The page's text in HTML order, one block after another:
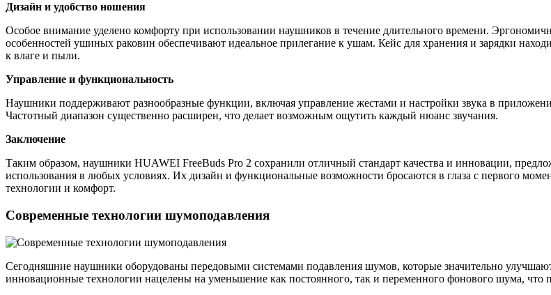
Дизайн и удобство ношения
Особое внимание уделено комфорту при использовании наушников в течение длительного времени.
особенностей ушиных раковин обеспечивают идеальное прилегание к ушам. Кейс для хранения и зарядки
к влаге и пыли.
Управление и функциональность
Наушники поддерживают разнообразные функции, включая управление жестами и настройки звука в
Частотный диапазон существенно расширен, что делает возможным ощутить каждый нюанс звучания.
Заключение
Таким образом, наушники HUAWEI FreeBuds Pro 2 сохранили отличный стандарт качества и инновации,
использования в любых условиях. Их дизайн и функциональные возможности бросаются в глаза с первого
технологии и комфорт.
Современные технологии шумоподавления
Сегодняшние наушники оборудованы передовыми системами подавления шумов, которые значительно
инновационные технологии нацелены на уменьшение как постоянного, так и переменного фонового шума, что